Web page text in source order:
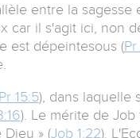
entre la
car il s'agit ici, non
est dépeintesous (Pr
15:5), dans laquelle
). Le mérite de
» (Job 1:22).